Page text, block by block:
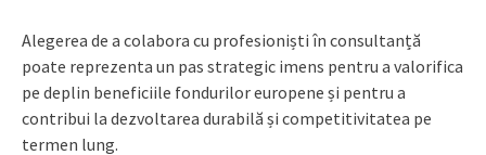
Alegerea de a colabora cu profesioniști în consultanță
poate reprezenta un pas strategic imens pentru a valorifica
pe deplin beneficiile fondurilor europene și pentru a
contribui la dezvoltarea durabilă și competitivitatea pe
termen lung.